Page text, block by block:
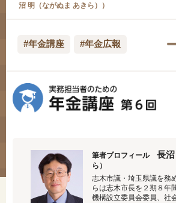
人気#タグ「5
#くらしすとEYE(年金)
#年金のこんなとき
#年金講座
沼 明（ながぬま あきら））
#年金講座 #年金広報
筆者プロフィール 長沼
ら）
志木市議・埼玉県議を務
らは志木市長を２期８年
機構設立委員会委員、社